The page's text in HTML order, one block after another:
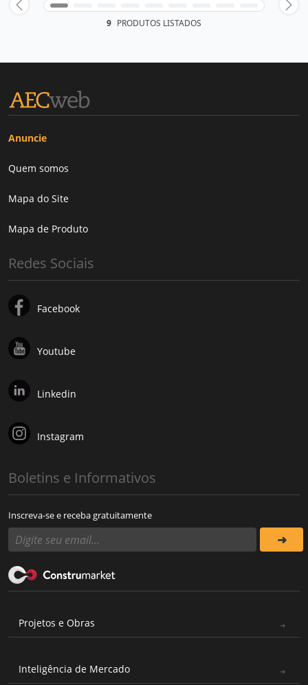
9 PRODUTOS LISTADOS
Anuncie
Quem somos
Mapa do Site
Mapa de Produto
Redes Sociais
Facebook
Youtube
Linkedin
Instagram
Boletins e Informativos
Inscreva-se e receba gratuitamente
Projetos e Obras
Inteligência de Mercado